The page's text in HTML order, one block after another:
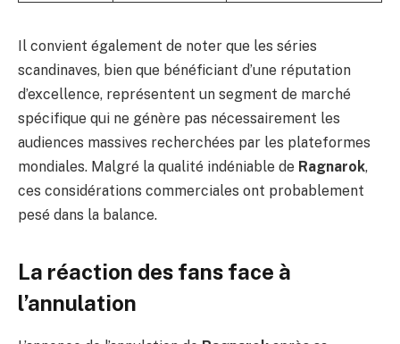
Il convient également de noter que les séries
scandinaves, bien que bénéficiant d’une réputation
d’excellence, représentent un segment de marché
spécifique qui ne génère pas nécessairement les
audiences massives recherchées par les plateformes
mondiales. Malgré la qualité indéniable de Ragnarok,
ces considérations commerciales ont probablement
pesé dans la balance.
La réaction des fans face à
l’annulation